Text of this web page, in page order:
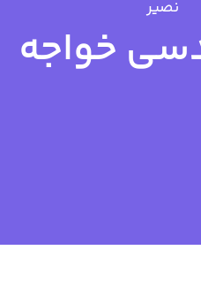
نصیر
خواجه